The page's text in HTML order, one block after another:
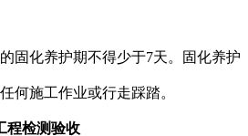
固化养护期不得少于7天。固化养护
何施工作业或行走踩踏。
程检测验收